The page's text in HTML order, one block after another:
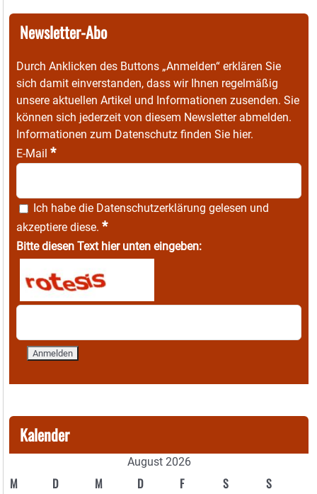
Newsletter-Abo
Durch Anklicken des Buttons „Anmelden“ erklären Sie
sich damit einverstanden, dass wir Ihnen regelmäßig
unsere aktuellen Artikel und Informationen zusenden. Sie
können sich jederzeit von diesem Newsletter abmelden.
Informationen zum Datenschutz finden Sie hier.
E-Mail *
Ich habe die Datenschutzerklärung gelesen und
akzeptiere diese. *
Bitte diesen Text hier unten eingeben:
Kalender
August 2026
M D M D F S S